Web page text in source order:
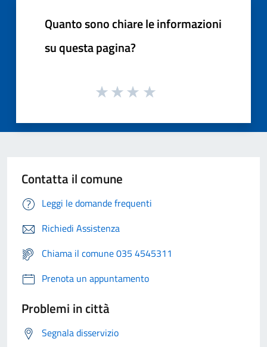
Quanto sono chiare le informazioni
su questa pagina?
Contatta il comune
Leggi le domande frequenti
Richiedi Assistenza
Chiama il comune 035 4545311
Prenota un appuntamento
Problemi in città
Segnala disservizio